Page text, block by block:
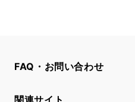
FAQ・お問い合わせ